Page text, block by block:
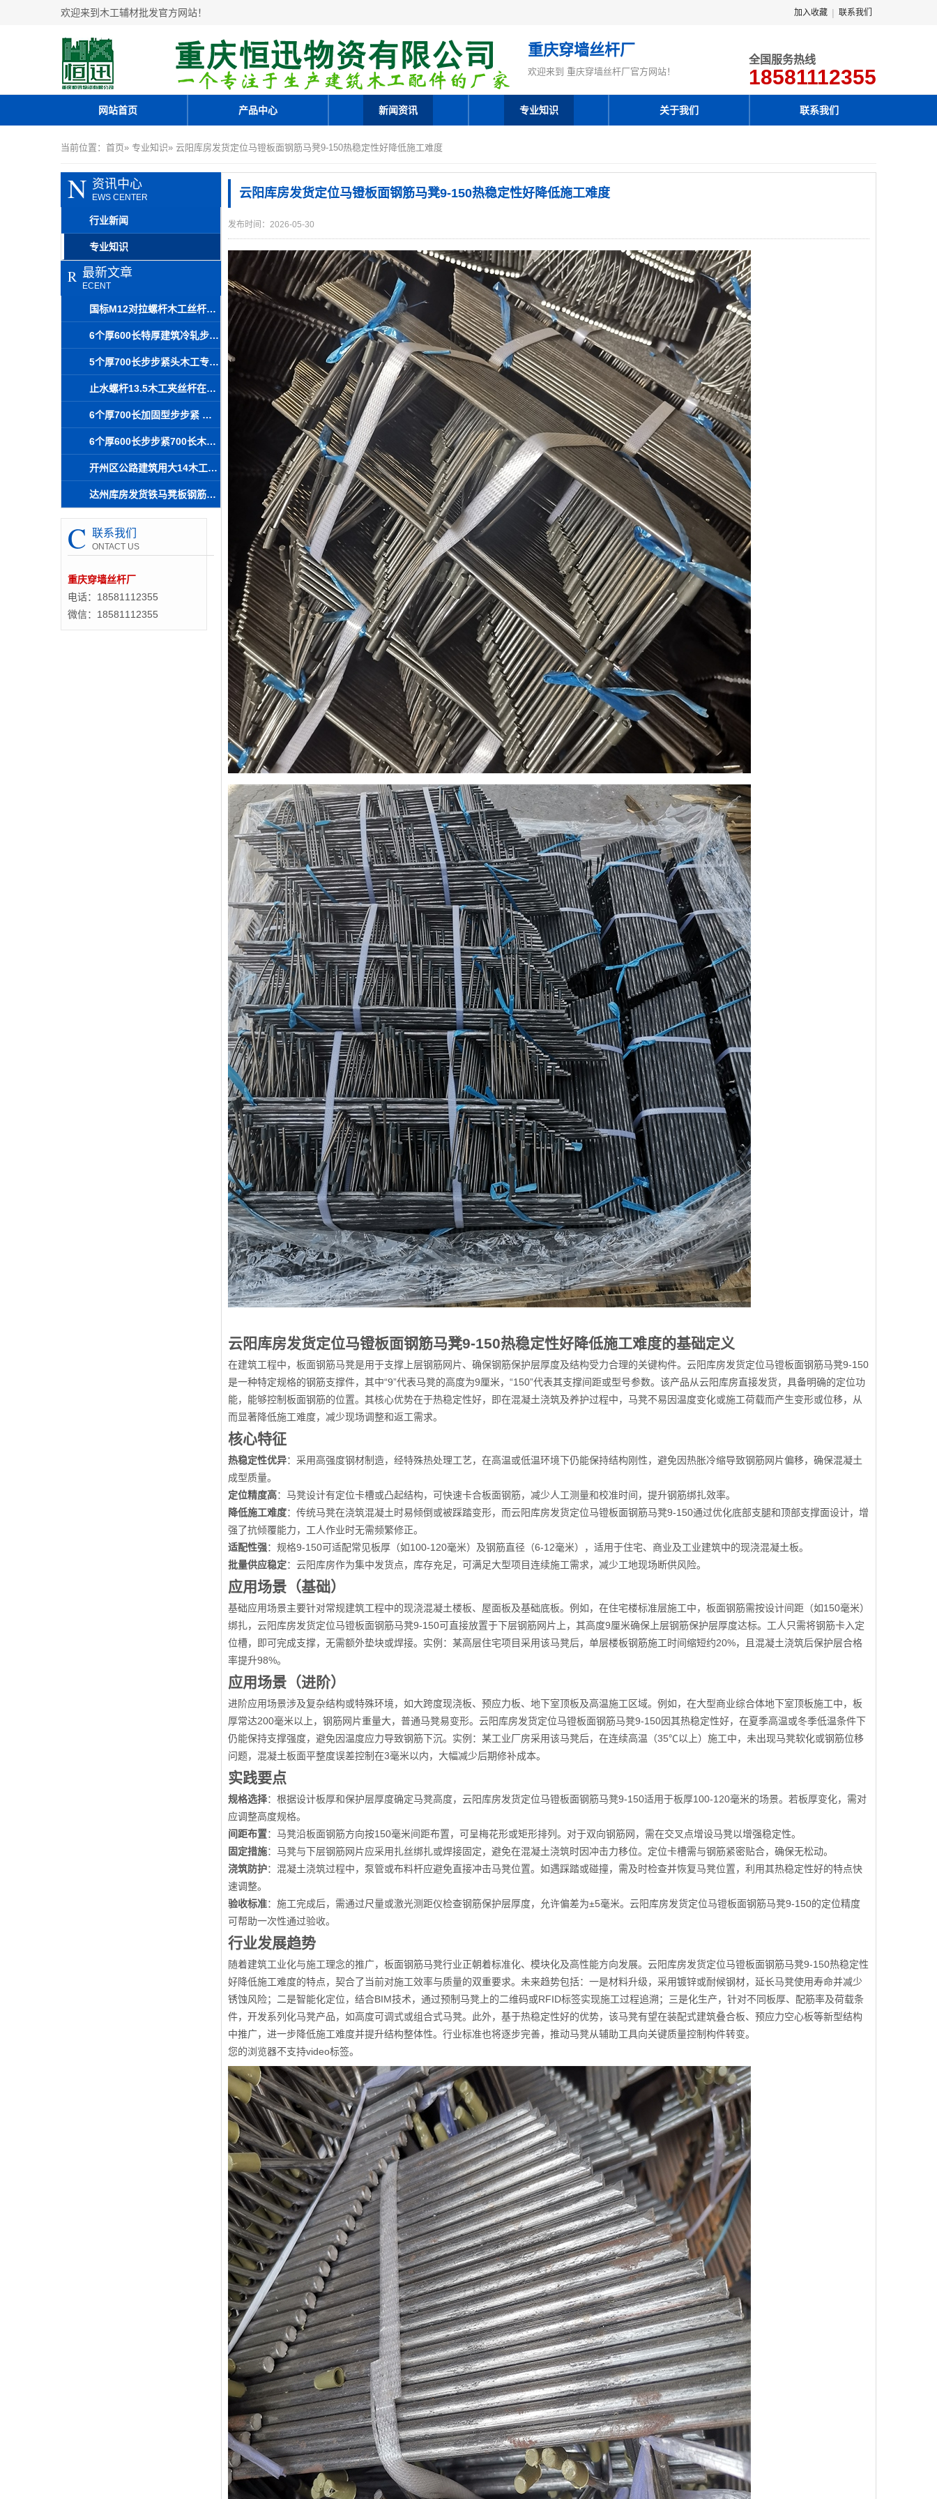
欢迎来到木工辅材批发官方网站！ 加入收藏 | 联系我们
重庆穿墙丝杆厂
欢迎来到 重庆穿墙丝杆厂官方网站！
全国服务热线
18581112355
网站首页 产品中心 新闻资讯 专业知识 关于我们 联系我们
当前位置： 首页» 专业知识» 云阳库房发货定位马镫板面钢筋马凳9-150热稳定性好降低施工难度
N 资讯中心
EWS CENTER
行业新闻
专业知识
R 最新文章
ECENT
国标M12对拉螺杆木工丝杆母套建筑施工存储便捷
6个厚600长特厚建筑冷轧步步紧三江螺杆厂家批发
5个厚700长步步紧头木工专用夹具内江可送货到场
止水螺杆13.5木工夹丝杆在水利工程材料中的应用及结构特点
6个厚700长加固型步步紧 工地建筑木工用歇马厂家现货
6个厚600长步步紧700长木工火勾 万州丝杆加工厂库存充足
开州区公路建筑用大14木工等边丝杆止水螺杆方案
达州库房发货铁马凳板钢筋马凳筋9-140存储便捷辅助混凝土浇筑
C 联系我们
ONTACT US
重庆穿墙丝杆厂
电话：18581112355
微信：18581112355
云阳库房发货定位马镫板面钢筋马凳9-150热稳定性好降低施工难度
发布时间：2026-05-30
云阳库房发货定位马镫板面钢筋马凳9-150热稳定性好降低施工难度的基础定义
在建筑工程中，板面钢筋马凳是用于支撑上层钢筋网片、确保钢筋保护层厚度及结构受力合理的关键构件。云阳库房发货定位马镫板面钢筋马凳9-150
是一种特定规格的钢筋支撑件，其中“9”代表马凳的高度为9厘米，“150”代表其支撑间距或型号参数。该产品从云阳库房直接发货，具备明确的定位功
能，能够控制板面钢筋的位置。其核心优势在于热稳定性好，即在混凝土浇筑及养护过程中，马凳不易因温度变化或施工荷载而产生变形或位移，从
而显著降低施工难度，减少现场调整和返工需求。
核心特征
热稳定性优异：采用高强度钢材制造，经特殊热处理工艺，在高温或低温环境下仍能保持结构刚性，避免因热胀冷缩导致钢筋网片偏移，确保混凝土
成型质量。
定位精度高：马凳设计有定位卡槽或凸起结构，可快速卡合板面钢筋，减少人工测量和校准时间，提升钢筋绑扎效率。
降低施工难度：传统马凳在浇筑混凝土时易倾倒或被踩踏变形，而云阳库房发货定位马镫板面钢筋马凳9-150通过优化底部支腿和顶部支撑面设计，增
强了抗倾覆能力，工人作业时无需频繁修正。
适配性强：规格9-150可适配常见板厚（如100-120毫米）及钢筋直径（6-12毫米），适用于住宅、商业及工业建筑中的现浇混凝土板。
批量供应稳定：云阳库房作为集中发货点，库存充足，可满足大型项目连续施工需求，减少工地现场断供风险。
应用场景（基础）
基础应用场景主要针对常规建筑工程中的现浇混凝土楼板、屋面板及基础底板。例如，在住宅楼标准层施工中，板面钢筋需按设计间距（如150毫米）
绑扎，云阳库房发货定位马镫板面钢筋马凳9-150可直接放置于下层钢筋网片上，其高度9厘米确保上层钢筋保护层厚度达标。工人只需将钢筋卡入定
位槽，即可完成支撑，无需额外垫块或焊接。实例：某高层住宅项目采用该马凳后，单层楼板钢筋施工时间缩短约20%，且混凝土浇筑后保护层合格
率提升98%。
应用场景（进阶）
进阶应用场景涉及复杂结构或特殊环境，如大跨度现浇板、预应力板、地下室顶板及高温施工区域。例如，在大型商业综合体地下室顶板施工中，板
厚常达200毫米以上，钢筋网片重量大，普通马凳易变形。云阳库房发货定位马镫板面钢筋马凳9-150因其热稳定性好，在夏季高温或冬季低温条件下
仍能保持支撑强度，避免因温度应力导致钢筋下沉。实例：某工业厂房采用该马凳后，在连续高温（35℃以上）施工中，未出现马凳软化或钢筋位移
问题，混凝土板面平整度误差控制在3毫米以内，大幅减少后期修补成本。
实践要点
规格选择：根据设计板厚和保护层厚度确定马凳高度，云阳库房发货定位马镫板面钢筋马凳9-150适用于板厚100-120毫米的场景。若板厚变化，需对
应调整高度规格。
间距布置：马凳沿板面钢筋方向按150毫米间距布置，可呈梅花形或矩形排列。对于双向钢筋网，需在交叉点增设马凳以增强稳定性。
固定措施：马凳与下层钢筋网片应采用扎丝绑扎或焊接固定，避免在混凝土浇筑时因冲击力移位。定位卡槽需与钢筋紧密贴合，确保无松动。
浇筑防护：混凝土浇筑过程中，泵管或布料杆应避免直接冲击马凳位置。如遇踩踏或碰撞，需及时检查并恢复马凳位置，利用其热稳定性好的特点快
速调整。
验收标准：施工完成后，需通过尺量或激光测距仪检查钢筋保护层厚度，允许偏差为±5毫米。云阳库房发货定位马镫板面钢筋马凳9-150的定位精度
可帮助一次性通过验收。
行业发展趋势
随着建筑工业化与施工理念的推广，板面钢筋马凳行业正朝着标准化、模块化及高性能方向发展。云阳库房发货定位马镫板面钢筋马凳9-150热稳定性
好降低施工难度的特点，契合了当前对施工效率与质量的双重要求。未来趋势包括：一是材料升级，采用镀锌或耐候钢材，延长马凳使用寿命并减少
锈蚀风险；二是智能化定位，结合BIM技术，通过预制马凳上的二维码或RFID标签实现施工过程追溯；三是化生产，针对不同板厚、配筋率及荷载条
件，开发系列化马凳产品，如高度可调式或组合式马凳。此外，基于热稳定性好的优势，该马凳有望在装配式建筑叠合板、预应力空心板等新型结构
中推广，进一步降低施工难度并提升结构整体性。行业标准也将逐步完善，推动马凳从辅助工具向关键质量控制构件转变。
您的浏览器不支持video标签。